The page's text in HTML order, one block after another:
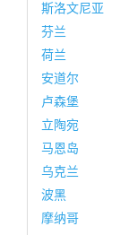
斯洛文尼亚
芬兰
荷兰
安道尔
卢森堡
立陶宛
马恩岛
乌克兰
波黑
摩纳哥